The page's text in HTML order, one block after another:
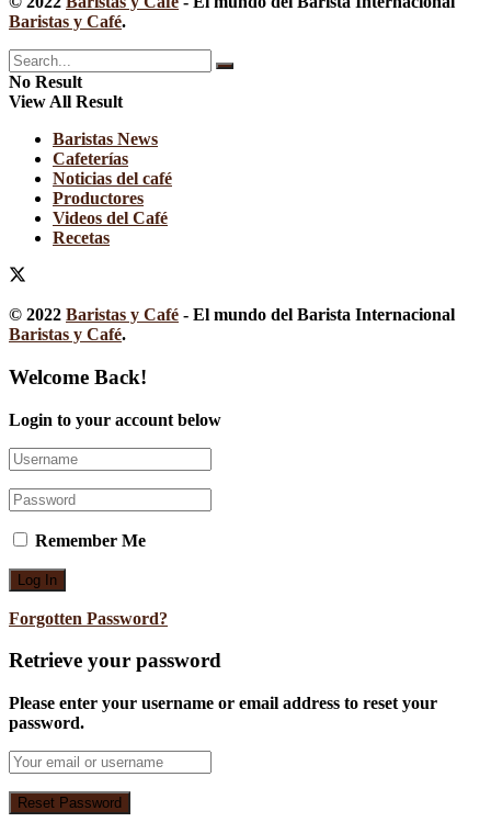
Baristas y Café.
No Result
View All Result
Baristas News
Cafeterías
Noticias del café
Productores
Videos del Café
Recetas
© 2022 Baristas y Café - El mundo del Barista Internacional
Baristas y Café.
Welcome Back!
Login to your account below
Remember Me
Forgotten Password?
Retrieve your password
Please enter your username or email address to reset your
password.